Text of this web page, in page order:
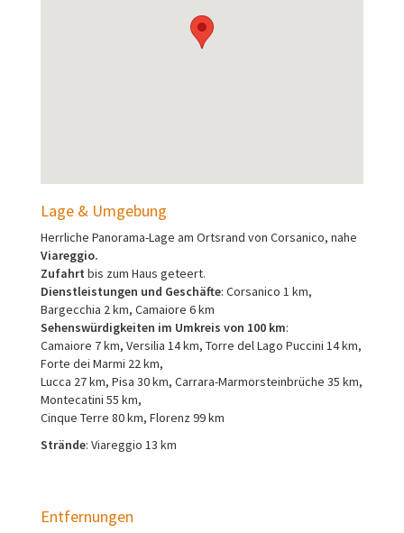
Lage & Umgebung
Herrliche Panorama-Lage am Ortsrand von Corsanico, nahe
Viareggio.
Zufahrt bis zum Haus geteert.
Dienstleistungen und Geschäfte: Corsanico 1 km,
Bargecchia 2 km, Camaiore 6 km
Sehenswürdigkeiten im Umkreis von 100 km:
Camaiore 7 km, Versilia 14 km, Torre del Lago Puccini 14 km,
Forte dei Marmi 22 km,
Lucca 27 km, Pisa 30 km, Carrara-Marmorsteinbrüche 35 km,
Montecatini 55 km,
Cinque Terre 80 km, Florenz 99 km
Strände: Viareggio 13 km
Entfernungen